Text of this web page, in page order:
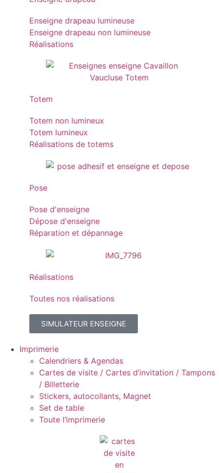
Enseigne drapeau lumineuse
Enseigne drapeau non lumineuse
Réalisations
Totem
Totem non lumineux
Totem lumineux
Réalisations de totems
Pose
Pose d'enseigne
Dépose d'enseigne
Réparation et dépannage
Réalisations
Toutes nos réalisations
SIMULATEUR ENSEIGNE
Imprimerie
Calendriers & Agendas
Cartes de visite / Cartes d’invitation / Tampons
/ Billetterie
Stickers, autocollants, Magnet
Set de table
Toute l’imprimerie